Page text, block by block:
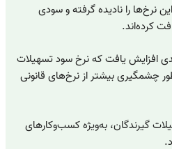
نرخ‌ها را نادیده گرفته و سودی
کرده‌اند.
افزایش یافت که نرخ سود تسهیلات
چشمگیری بیشتر از نرخ‌های قانونی
گیرندگان، به‌ویژه کسب‌وکارهای